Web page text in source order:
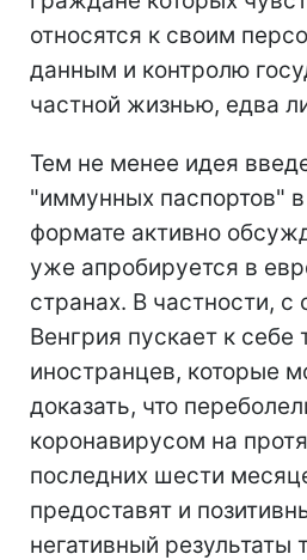
относятся к своим
данным и контролю
частной жизнью, едва
Тем не менее идея
"иммунных паспортов"
формате активно
уже апробируется в
странах. В частности, с
Венгрия пускает к себе
иностранцев, которые
доказать, что
коронавирусом на
последних шести
предоставят и
негативный результаты